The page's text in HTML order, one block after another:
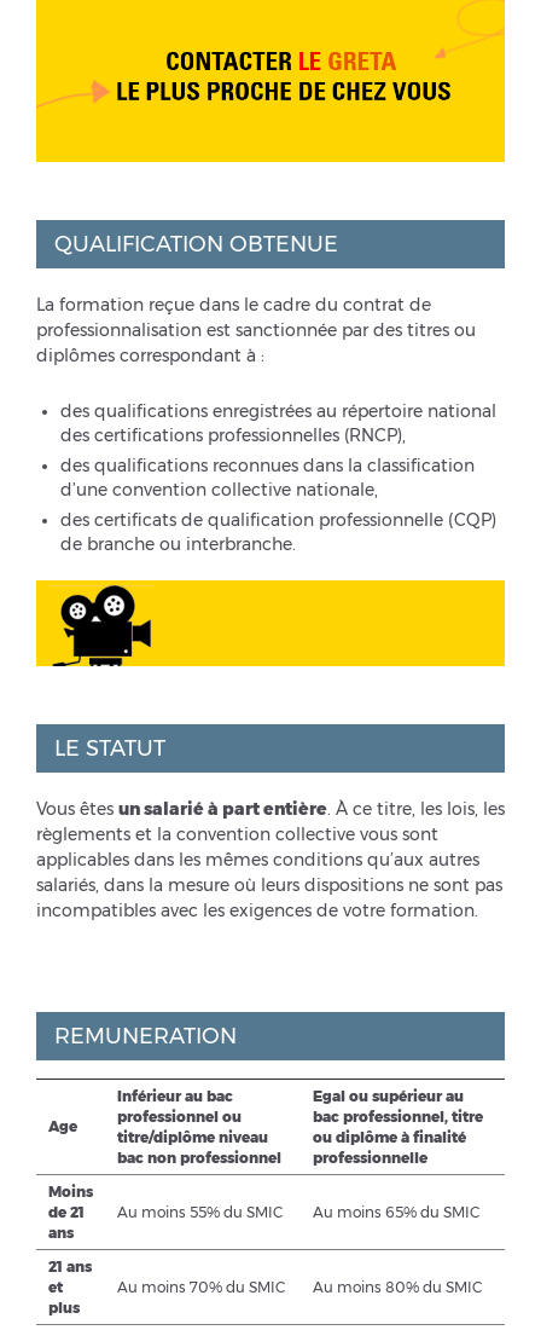
QUALIFICATION OBTENUE
La formation reçue dans le cadre du contrat de
professionnalisation est sanctionnée par des titres ou
diplômes correspondant à :
des qualifications enregistrées au répertoire national
des certifications professionnelles (RNCP),
des qualifications reconnues dans la classification
d’une convention collective nationale,
des certificats de qualification professionnelle (CQP)
de branche ou interbranche.
LE STATUT
Vous êtes un salarié à part entière . À ce titre, les lois, les
règlements et la convention collective vous sont
applicables dans les mêmes conditions qu’aux autres
salariés, dans la mesure où leurs dispositions ne sont pas
incompatibles avec les exigences de votre formation.
REMUNERATION
Age
Inférieur au bac
professionnel ou
titre/diplôme niveau
bac non professionnel
Egal ou supérieur au
bac professionnel, titre
ou diplôme à finalité
professionnelle
Moins
de 21
ans
Au moins 55% du SMIC Au moins 65% du SMIC
21 ans
et
plus
Au moins 70% du SMIC Au moins 80% du SMIC